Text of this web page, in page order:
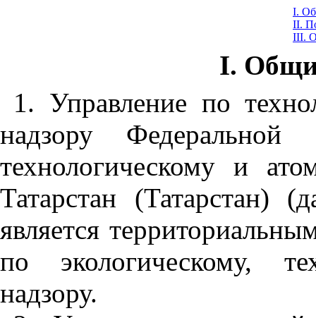
I.
II.
III.
I.
1. Управление по
надзору Федеральной
технологическому и
Татарстан (Татарстан)
является
по экологическому,
надзору.